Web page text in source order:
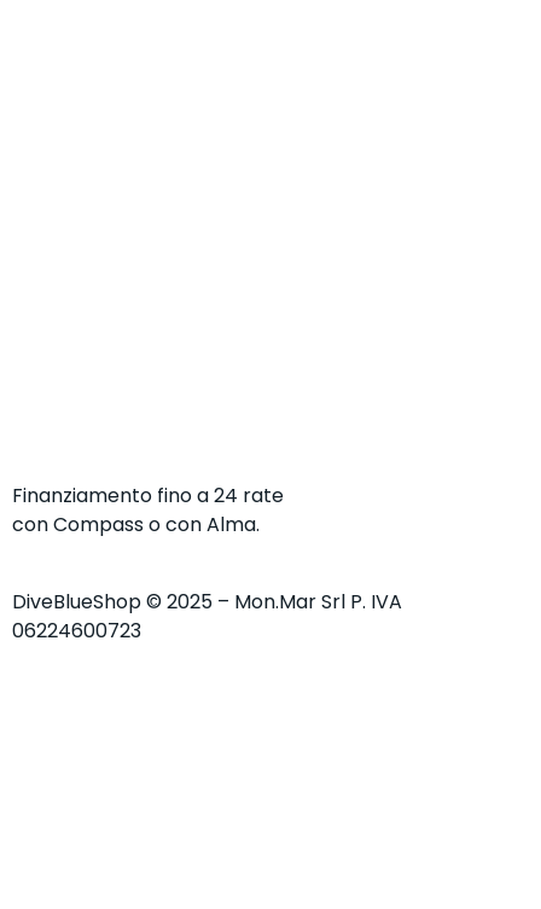
Finanziamento fino a 24 rate
con Compass o con Alma.
DiveBlueShop © 2025 – Mon.Mar Srl P. IVA
06224600723